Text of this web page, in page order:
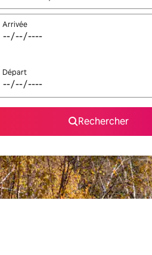
Arrivée
Départ
Rechercher